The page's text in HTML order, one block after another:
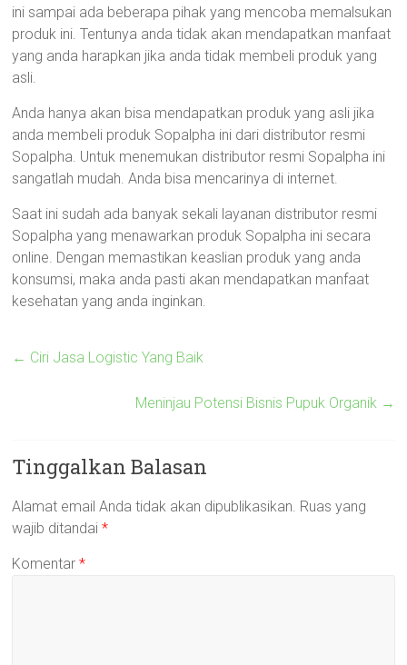
ini sampai ada beberapa pihak yang mencoba memalsukan
produk ini. Tentunya anda tidak akan mendapatkan manfaat
yang anda harapkan jika anda tidak membeli produk yang
asli.
Anda hanya akan bisa mendapatkan produk yang asli jika
anda membeli produk Sopalpha ini dari distributor resmi
Sopalpha. Untuk menemukan distributor resmi Sopalpha ini
sangatlah mudah. Anda bisa mencarinya di internet.
Saat ini sudah ada banyak sekali layanan distributor resmi
Sopalpha yang menawarkan produk Sopalpha ini secara
online. Dengan memastikan keaslian produk yang anda
konsumsi, maka anda pasti akan mendapatkan manfaat
kesehatan yang anda inginkan.
← Ciri Jasa Logistic Yang Baik
Meninjau Potensi Bisnis Pupuk Organik →
Tinggalkan Balasan
Alamat email Anda tidak akan dipublikasikan. Ruas yang
wajib ditandai*
Komentar*